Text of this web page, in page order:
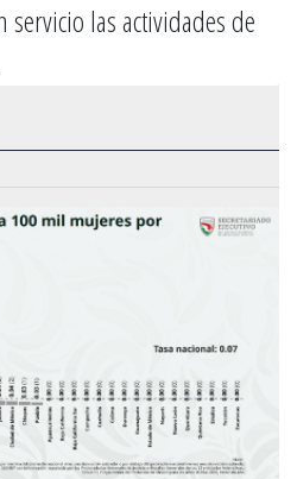
servicio las actividades de